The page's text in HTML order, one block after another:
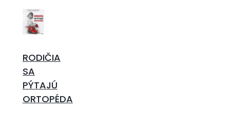
RODIČIA
SA
PÝTAJÚ
ORTOPÉDA